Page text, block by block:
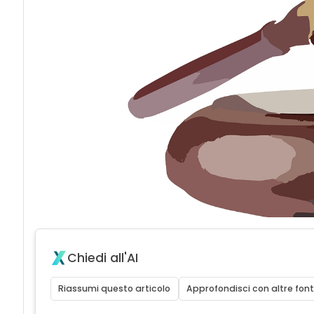
Chiedi all'AI
Riassumi questo articolo Approfondisci con altre